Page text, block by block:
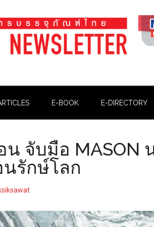
E-BOOK E-DIRECTORY
น จับมือ MASON
นรักษ์โลก